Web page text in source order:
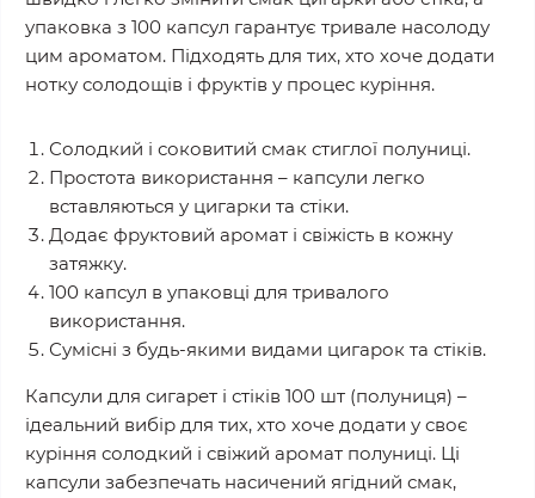
упаковка з 100 капсул гарантує тривале насолоду
цим ароматом. Підходять для тих, хто хоче додати
нотку солодощів і фруктів у процес куріння.
Солодкий і соковитий смак стиглої полуниці.
Простота використання – капсули легко
вставляються у цигарки та стіки.
Додає фруктовий аромат і свіжість в кожну
затяжку.
100 капсул в упаковці для тривалого
використання.
Сумісні з будь-якими видами цигарок та стіків.
Капсули для сигарет і стіків 100 шт (полуниця) –
ідеальний вибір для тих, хто хоче додати у своє
куріння солодкий і свіжий аромат полуниці. Ці
капсули забезпечать насичений ягідний смак,